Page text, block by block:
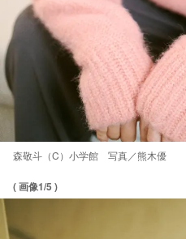
森敬斗（C）小学館 写真／熊木優
( 画像1/5 )